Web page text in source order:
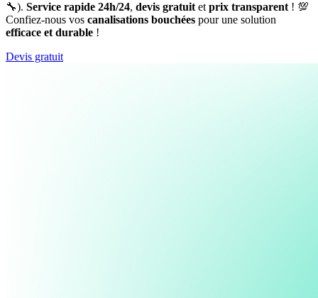
🔧). Service rapide 24h/24, devis gratuitetprix transparent! 💯
Confiez-nous vos canalisations bouchées pour une solution
efficace et durable !
Devis gratuit